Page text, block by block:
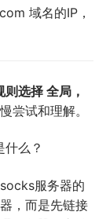
域名的IP，
则选择 全局，
尝试和理解。
么？
服务器的
，而是先链接